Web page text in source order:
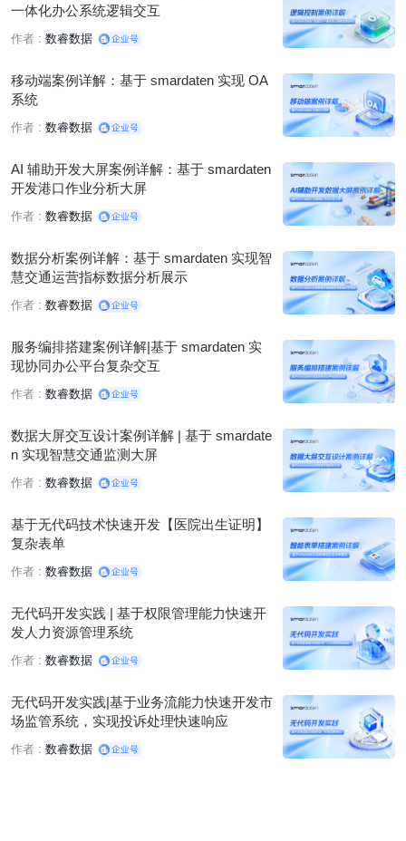
一体化办公系统逻辑交互
作者 : 数睿数据
移动端案例详解：基于 smardaten 实现 OA
系统
作者 : 数睿数据
AI 辅助开发大屏案例详解：基于 smardaten
开发港口作业分析大屏
作者 : 数睿数据
数据分析案例详解：基于 smardaten 实现智
慧交通运营指标数据分析展示
作者 : 数睿数据
服务编排搭建案例详解|基于 smardaten 实
现协同办公平台复杂交互
作者 : 数睿数据
数据大屏交互设计案例详解 | 基于 smardate
n 实现智慧交通监测大屏
作者 : 数睿数据
基于无代码技术快速开发【医院出生证明】
复杂表单
作者 : 数睿数据
无代码开发实践 | 基于权限管理能力快速开
发人力资源管理系统
作者 : 数睿数据
无代码开发实践|基于业务流能力快速开发市
场监管系统，实现投诉处理快速响应
作者 : 数睿数据